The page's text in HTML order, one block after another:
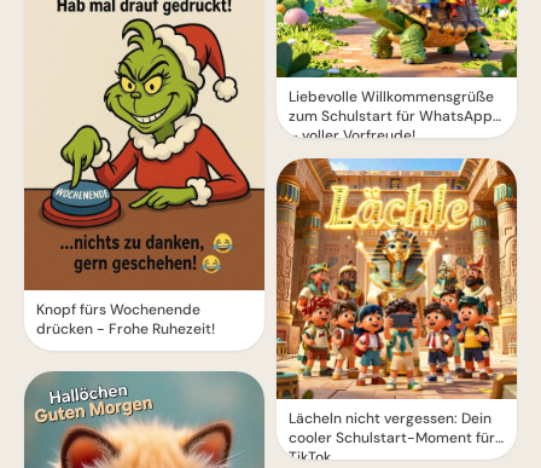
Knopf fürs Wochenende
drücken - Frohe Ruhezeit!
Liebevolle Willkommensgrüße
zum Schulstart für WhatsApp
– voller Vorfreude!
Lächeln nicht vergessen: Dein
cooler Schulstart-Moment für
TikTok